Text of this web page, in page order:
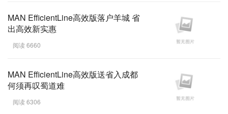
MAN EfficientLine高效版落户羊城 省
出高效新实惠
阅读 6660
MAN EfficientLine高效版送省入成都
何须再叹蜀道难
阅读 6306